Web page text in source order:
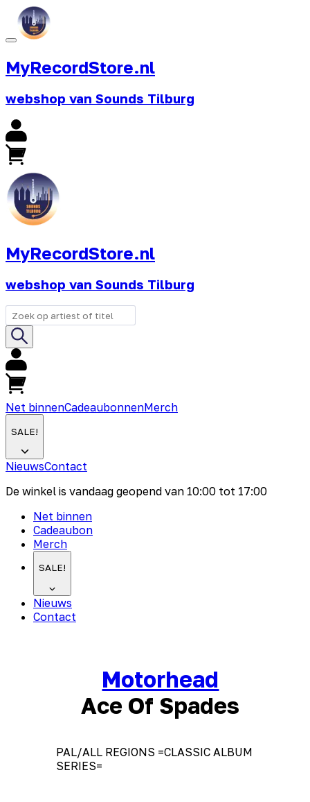
MyRecordStore.nl
webshop van Sounds Tilburg
MyRecordStore.nl
webshop van Sounds Tilburg
Net binnenCadeaubonnenMerch
SALE!
NieuwsContact
De winkel is vandaag geopend van 10:00 tot 17:00
Net binnen
Cadeaubon
Merch
SALE!
Nieuws
Contact
Motorhead
Ace Of Spades
PAL/ALL REGIONS =CLASSIC ALBUM
SERIES=